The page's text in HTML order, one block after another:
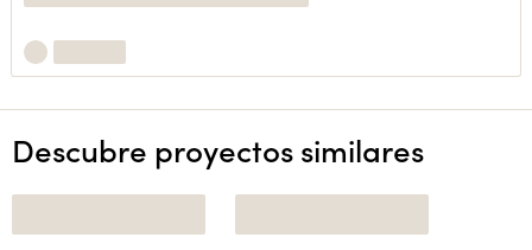
Descubre proyectos similares